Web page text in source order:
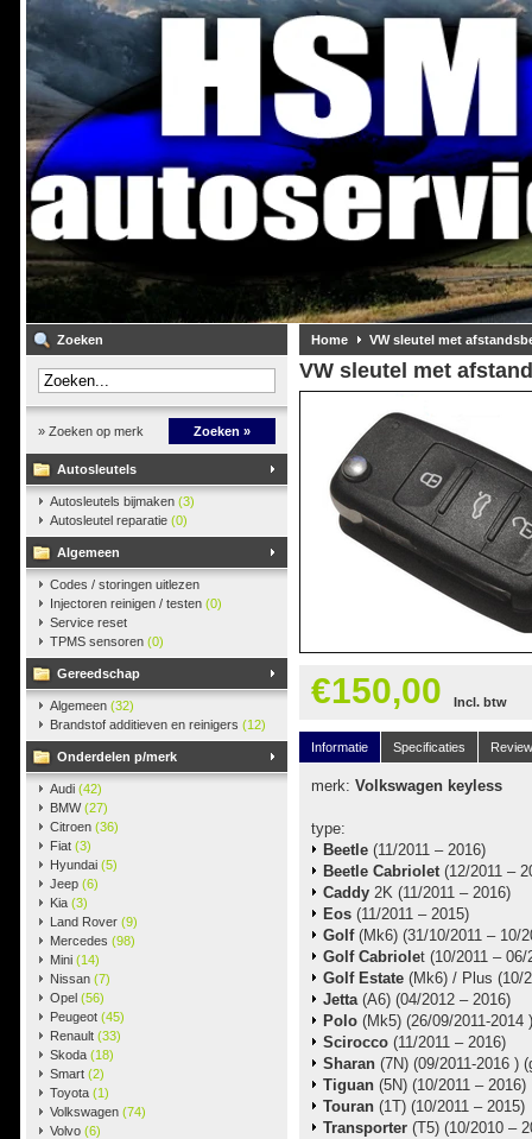
Zoeken
» Zoeken op merk Zoeken »
Autosleutels
Autosleutels bijmaken (3)
Autosleutel reparatie (0)
Algemeen
Codes / storingen uitlezen
Injectoren reinigen / testen (0)
Service reset
TPMS sensoren (0)
Gereedschap
Algemeen (32)
Brandstof additieven en reinigers (12)
Onderdelen p/merk
Audi (42)
BMW(27)
Citroen (36)
Fiat (3)
Hyundai (5)
Jeep (6)
Kia (3)
Land Rover (9)
Mercedes (98)
Mini (14)
Nissan (7)
Opel (56)
Peugeot (45)
Renault (33)
Skoda (18)
Smart (2)
Toyota (1)
Volkswagen (74)
Volvo (6)
Home VW sleutel met
VW sleutel met
€150,00 Incl. btw
Informatie Specificaties
merk: Volkswagen keyless
type:
Beetle (11/2011 – 2016)
Beetle Cabriolet(12/2011 –
Caddy 2K (11/2011 – 2016)
Eos (11/2011 – 2015)
Golf(Mk6) (31/10/2011 – 10/
Golf Cabriolet (10/2011 – 06/
Golf Estate (Mk6) / Plus (10/
Jetta(A6) (04/2012 – 2016)
Polo (Mk5) (26/09/2011-2014 )
Scirocco (11/2011 – 2016)
Sharan (7N) (09/2011-2016 )
Tiguan (5N) (10/2011 – 2016)
Touran (1T) (10/2011 – 2015)
Transporter (T5) (10/2010 –